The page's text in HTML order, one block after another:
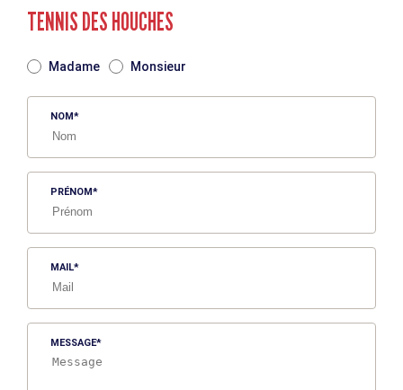
TENNIS DES HOUCHES
Madame Monsieur
NOM
PRÉNOM
MAIL
MESSAGE